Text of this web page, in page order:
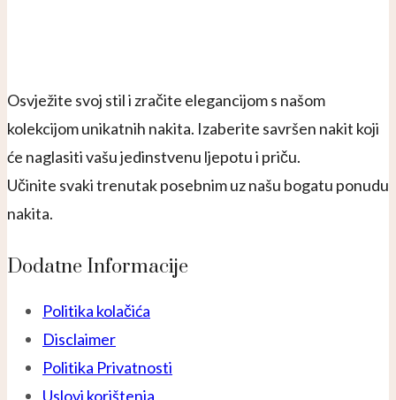
Osvježite svoj stil i zračite elegancijom s našom
kolekcijom unikatnih nakita. Izaberite savršen nakit koji
će naglasiti vašu jedinstvenu ljepotu i priču.
Učinite svaki trenutak posebnim uz našu bogatu ponudu
nakita.
Dodatne Informacije
Politika kolačića
Disclaimer
Politika Privatnosti
Uslovi korištenja